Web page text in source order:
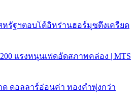
รัฐฯตอบโต้อิหร่านฮอร์มุซตึงเครียด
แรงหนุนเฟดอัดสภาพคล่อง | MTS
ด ดอลลาร์อ่อนค่า ทองคำพุ่งกว่า